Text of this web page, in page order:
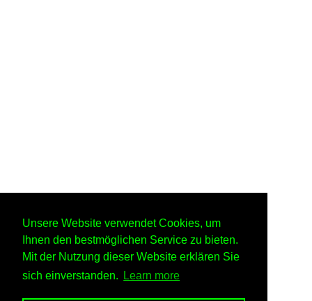
Unsere Website verwendet Cookies, um
Ihnen den bestmöglichen Service zu bieten.
Mit der Nutzung dieser Website erklären Sie
sich einverstanden.
Learn more